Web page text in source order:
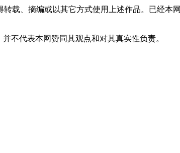
载、摘编或以其它方式使用上述作品。已经本
不代表本网赞同其观点和对其真实性负责。